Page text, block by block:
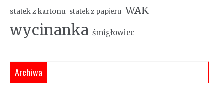
statek z kartonu statek z papieru WAK
wycinanka śmigłowiec
Archiwa